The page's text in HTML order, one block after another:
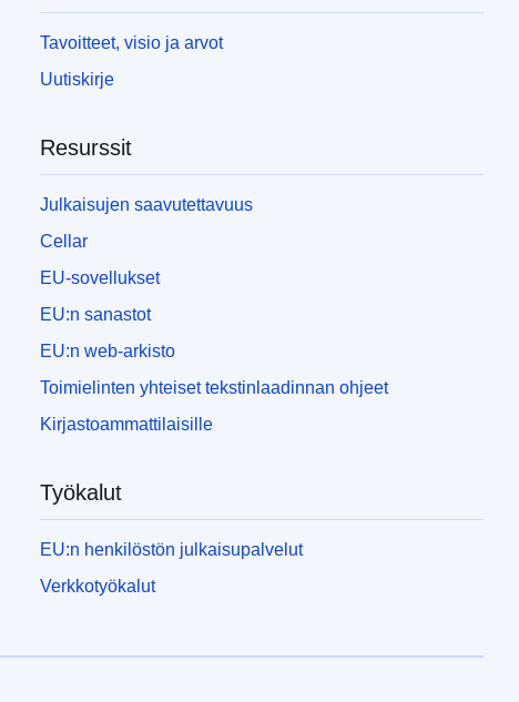
Tavoitteet, visio ja arvot
Uutiskirje
Resurssit
Julkaisujen saavutettavuus
Cellar
EU-sovellukset
EU:n sanastot
EU:n web-arkisto
Toimielinten yhteiset tekstinlaadinnan ohjeet
Kirjastoammattilaisille
Työkalut
EU:n henkilöstön julkaisupalvelut
Verkkotyökalut